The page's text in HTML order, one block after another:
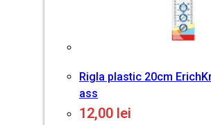
Rigla plastic 20cm
ass
12,00 lei